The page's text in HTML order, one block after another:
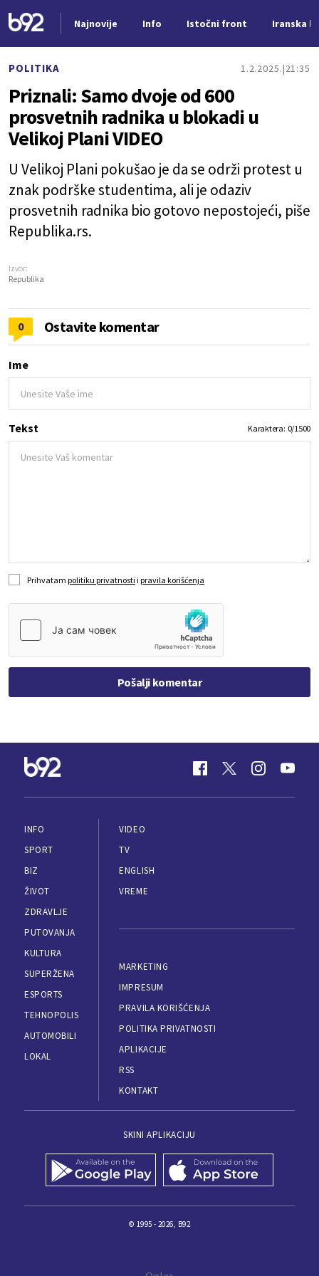
Najnovije Info Istočni front Iranska
POLITIKA 1.2.2025. 21:35
Priznali: Samo dvoje od 600
prosvetnih radnika u blokadi u
Velikoj Plani VIDEO
U Velikoj Plani pokušao je da se održi protest u
znak podrške studentima, ali je odaziv
prosvetnih radnika bio gotovo nepostojeći, piše
Republika.rs.
Izvor:
Republika
0 Ostavite komentar
Ime
Tekst Karaktera: 0/1500
Prihvatam politiku privatnosti i pravila korišćenja
Pošalji komentar
INFO
SPORT
BIZ
ŽIVOT
ZDRAVLJE
PUTOVANJA
KULTURA
SUPERŽENA
ESPORTS
TEHNOPOLIS
AUTOMOBILI
LOKAL
VIDEO
TV
ENGLISH
VREME
MARKETING
IMPRESUM
PRAVILA KORIŠĆENJA
POLITIKA PRIVATNOSTI
APLIKACIJE
RSS
KONTAKT
SKINI APLIKACIJU
© 1995 - 2026, B92